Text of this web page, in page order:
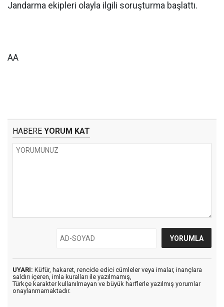
Jandarma ekipleri olayla ilgili soruşturma başlattı.
AA
HABERE YORUM KAT
UYARI: Küfür, hakaret, rencide edici cümleler veya imalar, inançlara
saldırı içeren, imla kuralları ile yazılmamış,
Türkçe karakter kullanılmayan ve büyük harflerle yazılmış yorumlar
onaylanmamaktadır.